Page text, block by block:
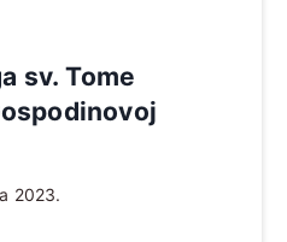
sv. Tome
2023.